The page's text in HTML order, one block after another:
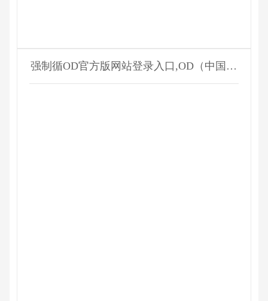
强制循OD官方版网站登录入口,OD（中国）
器